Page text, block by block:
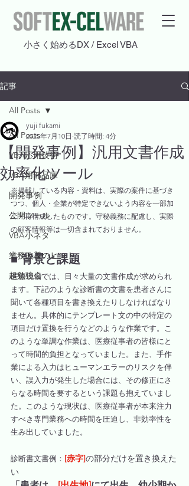
​小さく始めるDX / Excel VBA
記事
All Posts
VBA応用技術
VBA用部品庫
開発事例
公開ツール
VBA小ネタ
業務改善のヒント
超勉強会
All Posts
【開発事例】汎用文書作成
効率化ツール
yuji fukami
2025年7月10日 読了時間: 4分
※掲載している内容・資料は、実際の案件に基づき
つつ、個人・企業が特定できないよう内容を一部加
工・再構成したものです。守秘義務に配慮し、実際
の顧客情報等は一切含まれておりません。
■ 背景と課題
医療現場では、日々大量の文書作成が求められ
ます。下記のような診断書の文書を患者さんに
聞いて各種項目を書き換えたりしなければなり
ません。具体的にテンプレート文の中の特定の
項目だけ置換を行うなどのような作業です。 こ
のような単調な作業は、医療従事者の皆様にと
って時間的負担となっていました。また、手作
業による入力はヒューマンエラーのリスクを伴
い、誤入力が発生した場合には、その修正にさ
らなる時間を要するという課題も抱えていまし
た。このような現状は、医療従事者が本来注力
すべき専門業務への時間を圧迫し、非効率性を
生み出していました。
診断書文書例： [赤字]の部分だけを置き換えた
い